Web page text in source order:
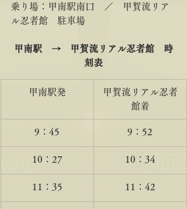
乗り場：甲南駅南口　／　甲賀流リア
ル忍者館　駐車場
甲南駅　→　甲賀流リアル忍者館　時
刻表
甲南駅発
甲賀流リアル忍者
館着
​9：45 9：52
10：27 10：34
11：35 11：42